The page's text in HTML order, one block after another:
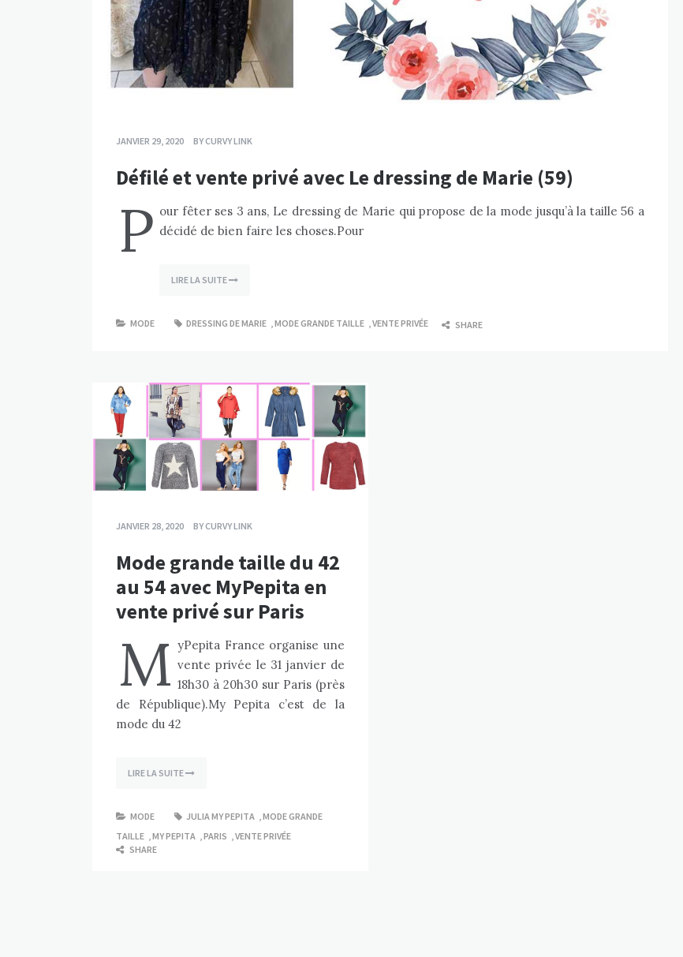
JANVIER 29, 2020 BYCURVY LINK
Défilé et vente privé avec Le dressing de Marie (59)
P our fêter ses 3 ans, Le dressing de Marie qui propose de la mode jusqu’à la taille 56 a
décidé de bien faire les choses.Pour
LIRE LA SUITE
MODE DRESSING DE MARIE ,MODE GRANDE TAILLE ,VENTE PRIVÉE SHARE
JANVIER 28, 2020 BYCURVY LINK
Mode grande taille du 42
au 54 avec MyPepita en
vente privé sur Paris
M yPepita France organise une
vente privée le 31 janvier de
18h30 à 20h30 sur Paris (près
de République).My Pepita c’est de la
mode du 42
LIRE LA SUITE
MODE JULIA MY PEPITA ,MODE GRANDE
TAILLE ,MY PEPITA ,PARIS ,VENTE PRIVÉE
SHARE